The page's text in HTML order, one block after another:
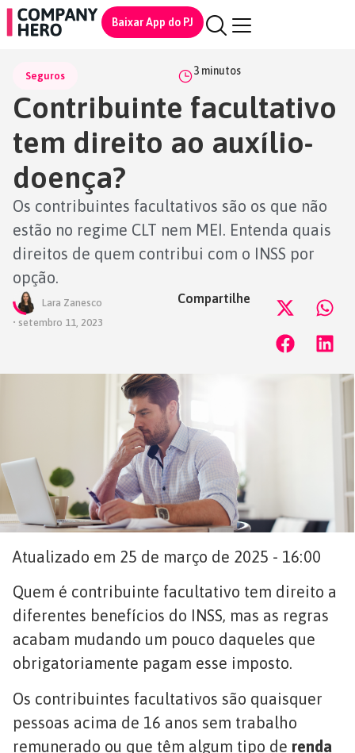
Baixar App do PJ
Seguros 3 minutos
Contribuinte facultativo
tem direito ao auxílio-
doença?
Os contribuintes facultativos são os que não
estão no regime CLT nem MEI. Entenda quais
direitos de quem contribui com o INSS por
opção.
Lara Zanesco
• setembro 11, 2023
Compartilhe
Atualizado em 25 de março de 2025 - 16:00
Quem é contribuinte facultativo tem direito a
diferentes benefícios do INSS, mas as regras
acabam mudando um pouco daqueles que
obrigatoriamente pagam esse imposto.
Os contribuintes facultativos são quaisquer
pessoas acima de 16 anos sem trabalho
remunerado ou que têm algum tipo de renda